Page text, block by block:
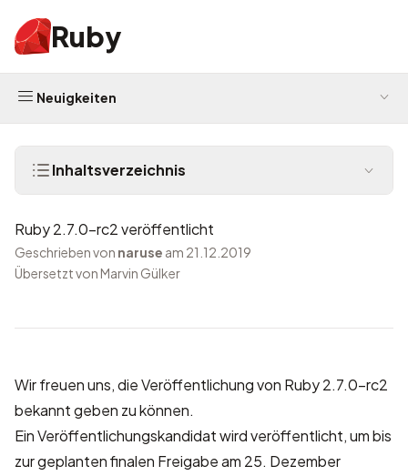
Ruby
Neuigkeiten
Inhaltsverzeichnis
Ruby 2.7.0-rc2 veröffentlicht
Geschrieben von naruse am 21.12.2019
Übersetzt von Marvin Gülker
Wir freuen uns, die Veröffentlichung von Ruby 2.7.0-rc2
bekannt geben zu können.
Ein Veröffentlichungskandidat wird veröffentlicht, um bis
zur geplanten finalen Freigabe am 25. Dezember